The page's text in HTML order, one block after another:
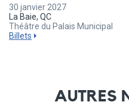
30 janvier 2027
La Baie, QC
Théâtre du Palais Municipal
Billets
AUTRES